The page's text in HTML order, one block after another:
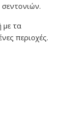
με τα
περιοχές.